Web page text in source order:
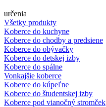
určenia
Všetky produkty
Koberce do kuchyne
Koberce do chodby a predsiene
Koberce do obývačky
Koberce do detskej izby
Koberce do spálne
Vonkajšie koberce
Koberce do kúpeľne
Koberce do študentskej izby
Koberce pod vianočný stromček